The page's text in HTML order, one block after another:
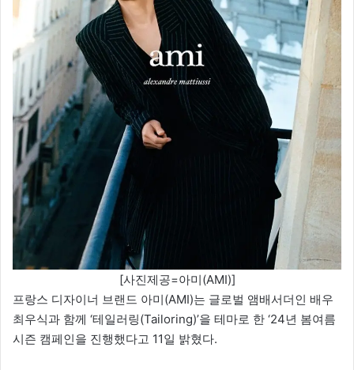
[사진제공=아미(AMI)]
프랑스 디자이너 브랜드 아미(AMI)는 글로벌 앰배서더인 배우
최우식과 함께 ‘테일러링(Tailoring)’을 테마로 한 ‘24년 봄여름
시즌 캠페인을 진행했다고 11일 밝혔다.